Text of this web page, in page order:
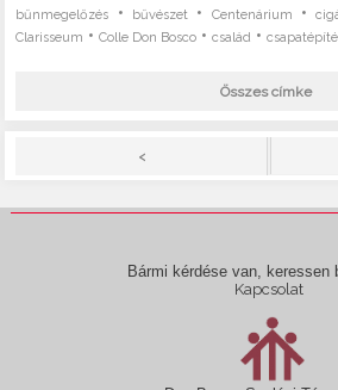
bűnmegelőzés • bűvészet • Centenárium •
Clarisseum •Colle Don Bosco •család •
Összes címke
<
Bármi kérdése van, keressen
Kapcsolat